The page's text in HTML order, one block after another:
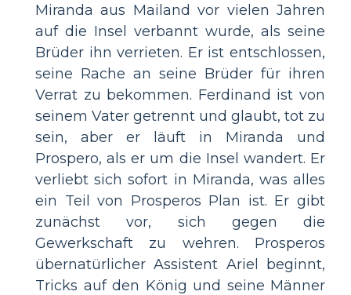
Miranda aus Mailand vor vielen Jahren
auf die Insel verbannt wurde, als seine
Brüder ihn verrieten. Er ist entschlossen,
seine Rache an seine Brüder für ihren
Verrat zu bekommen. Ferdinand ist von
seinem Vater getrennt und glaubt, tot zu
sein, aber er läuft in Miranda und
Prospero, als er um die Insel wandert. Er
verliebt sich sofort in Miranda, was alles
ein Teil von Prosperos Plan ist. Er gibt
zunächst vor, sich gegen die
Gewerkschaft zu wehren. Prosperos
übernatürlicher Assistent Ariel beginnt,
Tricks auf den König und seine Männer